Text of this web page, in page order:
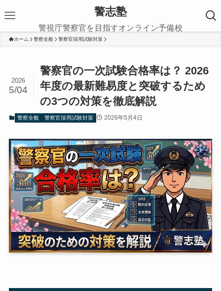
警志塾
警視庁警察官を目指すオンライン予備校
ホーム 警察全般 警察官採用試験対策
警察官の一次試験合格率は？ 2026
年度の最新難易度と突破するため
の3つの対策を徹底解説
2026
5/04
警察全般 警察官採用試験対策 2026年5月4日